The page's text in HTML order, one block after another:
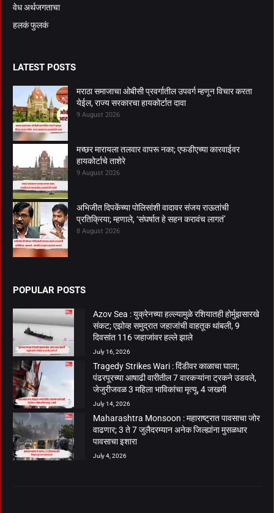
वेध अर्थजगताचा
हलकं फुलकं
LATEST POSTS
मराठा समाजाचा ओबीसी प्रवर्गातील उपवर्ग म्हणून विचार करता
येईल, राज्य सरकारचा हायकोर्टात दावा
9 August 2026
मच्छर मारायला तलवार वापरू नका; एफडीएच्या कारवाईवर
हायकोर्टाचे ताशेरे
9 August 2026
अभिजीत दिपकेंच्या पोलिसांशी वादावर संजय राऊतांची
प्रतिक्रिया; म्हणाले, ‘संघर्षात हे सहन करावंच लागतं’
8 August 2026
POPULAR POSTS
Azov Sea : युक्रेनच्या हल्ल्यामुळे रशियातही होर्मुझसारखे
संकट; एझोव्ह समुद्रात जहाजांची वाहतूक थांबली, 9
दिवसांत 116 जहाजांवर हल्ले झाले
July 16, 2026
Tragedy Strikes Wari : दिंडीवर काळाचा घाला;
पंढरपूरच्या आषाढी वारीतील 7 वारकऱ्यांना ट्रकने उडवले,
जेजुरीजवळ 3 महिला भाविकांचा मृत्यू, 4 जखमी
July 14, 2026
Maharashtra Monsoon : महाराष्ट्रात पावसाचा जोर
वाढणार; 3 ते 7 जुलैदरम्यान अनेक जिल्ह्यांना मुसळधार
पावसाचा इशारा
July 4, 2026